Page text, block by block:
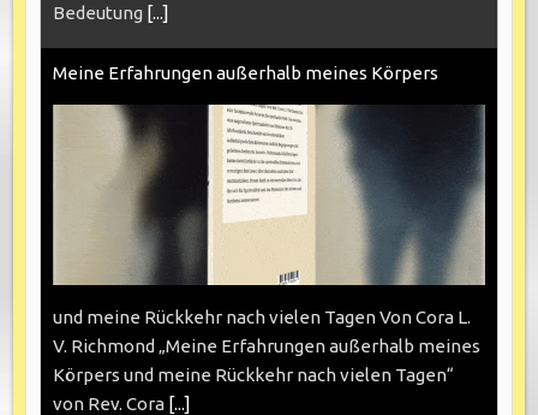
Bedeutung [...]
Meine Erfahrungen außerhalb meines Körpers
und meine Rückkehr nach vielen Tagen Von Cora L.
V. Richmond „Meine Erfahrungen außerhalb meines
Körpers und meine Rückkehr nach vielen Tagen“
von Rev. Cora [...]